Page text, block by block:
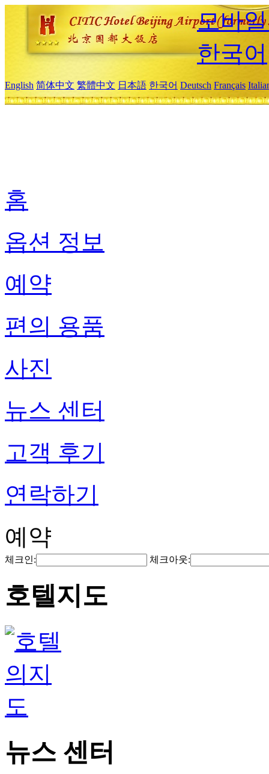
모바
한국어
English 简体中文 繁體中文 日本語 한국어 Deutsch Français
홈
옵션 정보
예약
편의 용품
사진
뉴스 센터
고객 후기
연락하기
예약
체크인: 체크아웃:
호텔지도
뉴스 센터